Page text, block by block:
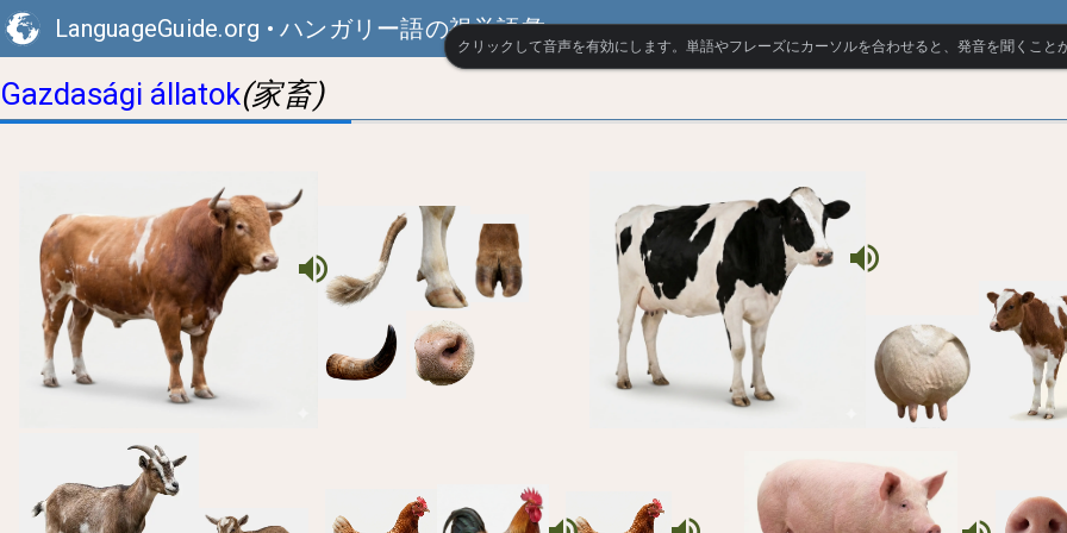
LanguageGuide.org • ハンガリー語の視覚語彙
Gazdasági állatok(家畜)
クリックして音声を有効にします。単語やフレーズにカーソルを合わせると、発音を聞くこと
volume_up volume_up